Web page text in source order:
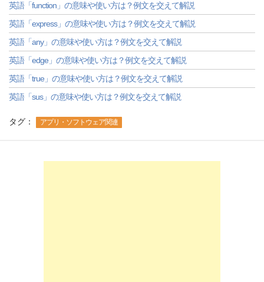
英語「function」の意味や使い方は？例文を交えて解説
英語「express」の意味や使い方は？例文を交えて解説
英語「any」の意味や使い方は？例文を交えて解説
英語「edge」の意味や使い方は？例文を交えて解説
英語「true」の意味や使い方は？例文を交えて解説
英語「sus」の意味や使い方は？例文を交えて解説
タグ： アプリ・ソフトウェア関連